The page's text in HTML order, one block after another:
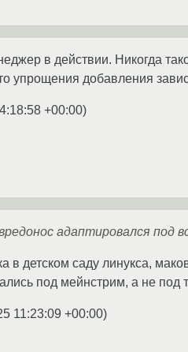
в действии. Никогда
упрощения добавления
+00:00)
адаптировался под
в детском саду линукса,
под мейнстрим, а не под
11:23:09 +00:00)